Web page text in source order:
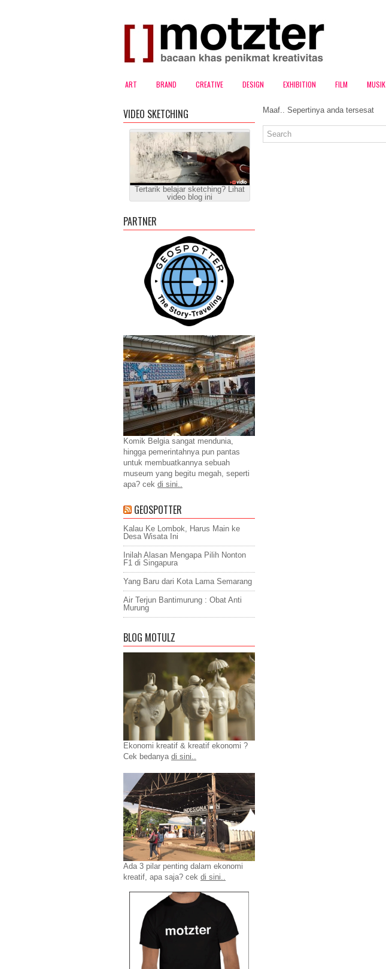
ART BRAND CREATIVE DESIGN EXHIBITION FILM MUSIK
Maaf.. Sepertinya anda tersesat
VIDEO SKETCHING
Tertarik belajar sketching? Lihat
video blog ini
PARTNER
Komik Belgia sangat mendunia,
hingga pemerintahnya pun pantas
untuk membuatkannya sebuah
museum yang begitu megah, seperti
apa? cek di sini..
GEOSPOTTER
Kalau Ke Lombok, Harus Main ke
Desa Wisata Ini
Inilah Alasan Mengapa Pilih Nonton
F1 di Singapura
Yang Baru dari Kota Lama Semarang
Air Terjun Bantimurung : Obat Anti
Murung
BLOG MOTULZ
Ekonomi kreatif & kreatif ekonomi ?
Cek bedanya di sini..
Ada 3 pilar penting dalam ekonomi
kreatif, apa saja? cek di sini..